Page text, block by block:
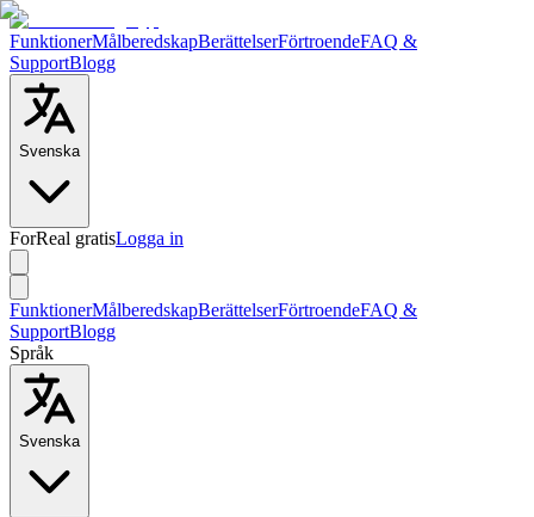
FunktionerMålberedskapBerättelserFörtroendeFAQ &
SupportBlogg
Svenska
ForReal gratisLogga in
FunktionerMålberedskapBerättelserFörtroendeFAQ &
SupportBlogg
Språk
Svenska